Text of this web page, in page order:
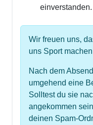
einverstanden.
Wir freuen uns,
uns Sport
Nach dem
umgehend eine
Solltest du sie
angekommen
deinen Spam-